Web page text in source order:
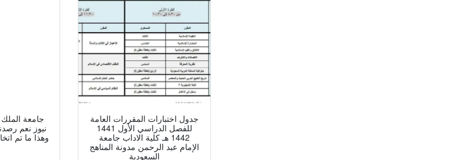
جامعة
نيوز نعم
وهذا ما تم
جدول اختبارات المقررات العامة
للفصل الدراسي الأول 1441
1442 هـ كلية الاداب جامعة
الإمام عبد الرحمن مدونة المناهج
السعودية